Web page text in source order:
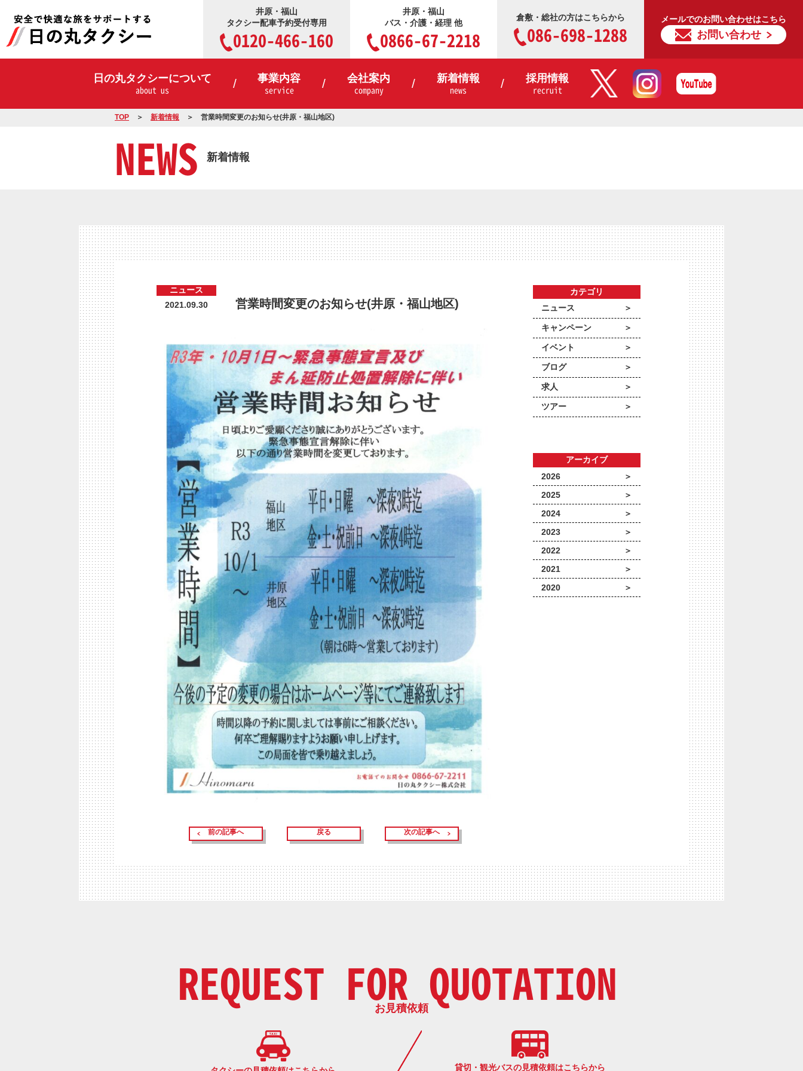
井原・福山
タクシー配車予約受付専用
0120-466-160
井原・福山
バス・介護・経理 他
0866-67-2218
倉敷・総社の方はこちらから
086-698-1288
メールでのお問い合わせはこちら
お問い合わせ
日の丸タクシーについて
about us
事業内容
service
会社案内
company
新着情報
news
採用情報
recruit
TOP 新着情報 営業時間変更のお知らせ(井原・福山地区)
NEWS 新着情報
ニュース
2021.09.30
営業時間変更のお知らせ(井原・福山地区)
前の記事へ 戻る 次の記事へ
カテゴリ
ニュース
キャンペーン
イベント
ブログ
求人
ツアー
アーカイブ
2026
2025
2024
2023
2022
2021
2020
REQUEST FOR QUOTATION
お見積依頼
貸切・観光バスの見積依頼はこちらから